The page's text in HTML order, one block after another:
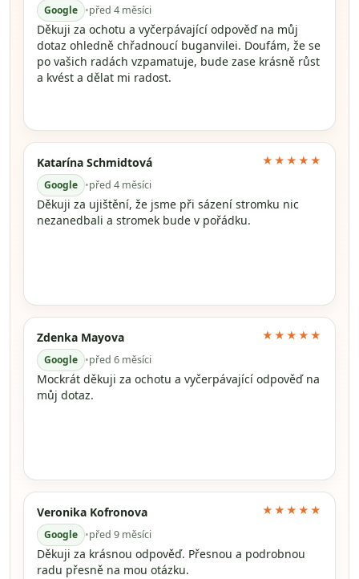
Google •před 4 měsíci
Děkuji za ochotu a vyčerpávající odpověď na můj
dotaz ohledně chřadnoucí buganvilei. Doufám, že se
po vašich radách vzpamatuje, bude zase krásně růst
a kvést a dělat mi radost.
Katarína Schmidtová
Google •před 4 měsíci
★★★★★
Děkuji za ujištění, že jsme při sázení stromku nic
nezanedbali a stromek bude v pořádku.
Zdenka Mayova
Google •před 6 měsíci
★★★★★
Mockrát děkuji za ochotu a vyčerpávající odpověď na
můj dotaz.
Veronika Kofronova
Google •před 9 měsíci
★★★★★
Děkuji za krásnou odpověď. Přesnou a podrobnou
radu přesně na mou otázku.